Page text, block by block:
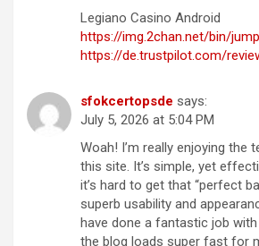
Legiano Casino Android
https://img.2chan.net/bin/
https://de.trustpilot.com/
sfokcertopsde says:
July 5, 2026 at 5:04 PM
Woah! I’m really enjoying the
this site. It’s simple, yet
it’s hard to get that “perfect
superb usability and
have done a fantastic job
the blog loads super fast for